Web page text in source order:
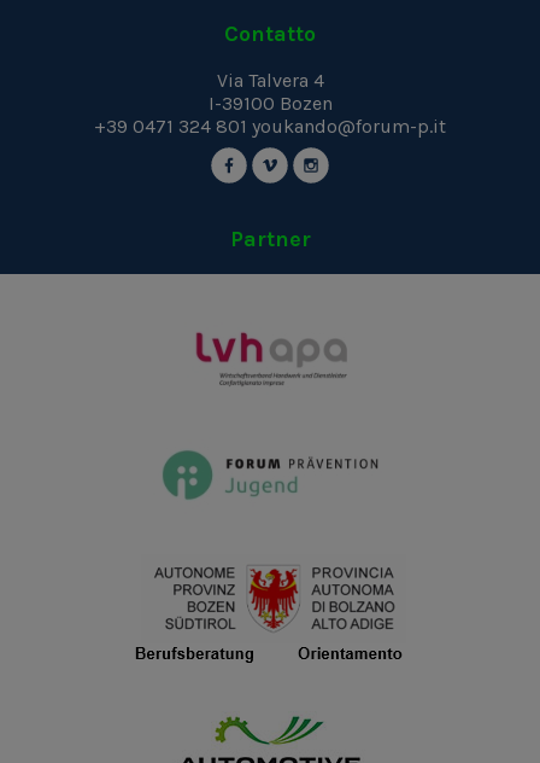
Contatto
Via Talvera 4
I-39100 Bozen
+39 0471 324 801 youkando@forum-p.it
Partner